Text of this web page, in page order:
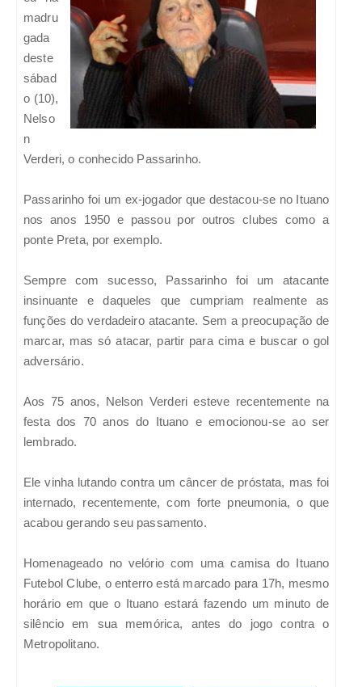
madru
gada
deste
sábad
o (10),
Nelso
n
Verderi, o conhecido Passarinho.
Passarinho foi um ex-jogador que destacou-se no Ituano
nos anos 1950 e passou por outros clubes como a
ponte Preta, por exemplo.
Sempre com sucesso, Passarinho foi um atacante
insinuante e daqueles que cumpriam realmente as
funções do verdadeiro atacante. Sem a preocupação de
marcar, mas só atacar, partir para cima e buscar o gol
adversário.
Aos 75 anos, Nelson Verderi esteve recentemente na
festa dos 70 anos do Ituano e emocionou-se ao ser
lembrado.
Ele vinha lutando contra um câncer de próstata, mas foi
internado, recentemente, com forte pneumonia, o que
acabou gerando seu passamento.
Homenageado no velório com uma camisa do Ituano
Futebol Clube, o enterro está marcado para 17h, mesmo
horário em que o Ituano estará fazendo um minuto de
silêncio em sua memórica, antes do jogo contra o
Metropolitano.